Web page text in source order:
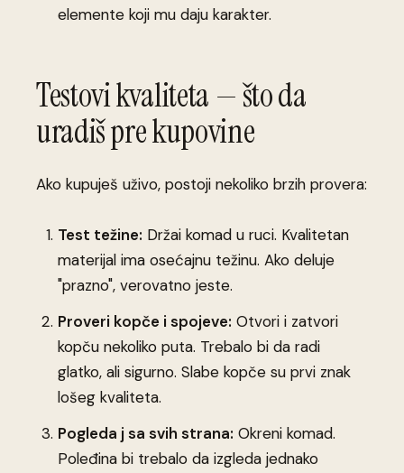
elemente koji mu daju karakter.
Testovi kvaliteta — što da
uradiš pre kupovine
Ako kupuješ uživo, postoji nekoliko brzih provera:
Test težine: Držai komad u ruci. Kvalitetan
materijal ima osećajnu težinu. Ako deluje
"prazno", verovatno jeste.
Proveri kopče i spojeve: Otvori i zatvori
kopču nekoliko puta. Trebalo bi da radi
glatko, ali sigurno. Slabe kopče su prvi znak
lošeg kvaliteta.
Pogleda j sa svih strana: Okreni komad.
Poleđina bi trebalo da izgleda jednako